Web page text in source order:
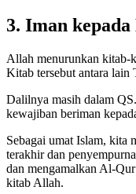
3. Iman
Allah menurunkan kitab-
Kitab tersebut antara lain
Dalilnya masih dalam
kewajiban beriman
Sebagai umat Islam, kita
terakhir dan
dan mengamalkan Al-
kitab Allah.